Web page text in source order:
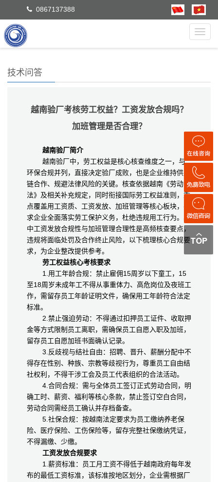
0867137388
技术问答
越南验厂考核劳工权益？工资发放合规吗？
加班管理是否合理？
越南验厂简介
越南验厂中，劳工权益是核心核查维度之一，与
环保合规并列，直接决定验厂成败，也是企业维持供应
链合作、规避法律风险的关键。核查依据越南《劳动
法》及相关补充规定，同时衔接国际劳工权益准则，重
点覆盖用工资质、工资发放、加班管理等核心板块，要
求企业全面落实劳工保护义务，杜绝违规用工行为。其
中工资发放合规性与加班管理合理性是高频核查要点，
违规将面临处罚及合作终止风险，以下梳理核心合规要
求，为企业整改提供参考。
劳工权益核心考核要求
1.用工年龄合规：禁止雇佣15周岁以下童工，15
至18周岁未成年工不得从事重体力、高危岗位及夜班工
作，需留存员工年龄证明文件，确保用工年龄符合法定
标准。
2.禁止强迫劳动：不得通过扣押员工证件、收取押
金等方式限制员工离职，需确保员工自愿入职及加班，
留存员工自愿加班书面确认记录。
3.反歧视与结社自由：招聘、晋升、薪酬分配中不
得存在性别、种族、宗教等歧视行为，尊重员工自由结
社权利，不得干涉工会及员工代表组织的合法活动。
4.合同合规：需与全体员工签订正式劳动合同，明
确工时、薪资、福利等核心条款，禁止签订空白合同，
劳动合同需经员工确认并存档备查。
5.社保合规：按越南法定要求为员工缴纳养老保
险、医疗保险、工伤保险等，留存完整社保缴纳凭证，
不得漏缴、少缴。
工资发放合规要求
1.薪资标准：员工月工资不得低于越南政府每年发
布的最低工资标准，该标准按地区划分，企业需根据厂